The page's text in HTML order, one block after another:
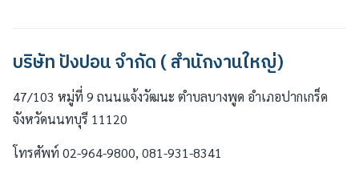
บริษัท ปังปอน จำกัด ( สำนักงานใหญ่)
47/103 หมู่ที่ 9 ถนนแจ้งวัฒนะ ตำบลบางพูด อำเภอปากเกร็ด
จังหวัดนนทบุรี 11120
โทรศัพท์ 02-964-9800, 081-931-8341